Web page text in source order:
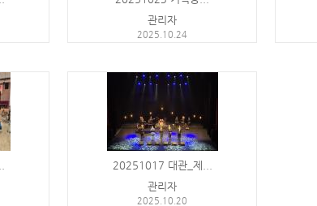
관리자
2025.10.24
20251017 대관_제...
관리자
2025.10.20